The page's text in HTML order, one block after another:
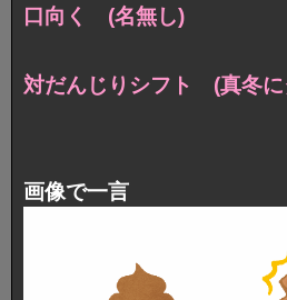
口向く (名無し)
対だんじりシフト (真冬に
画像で一言